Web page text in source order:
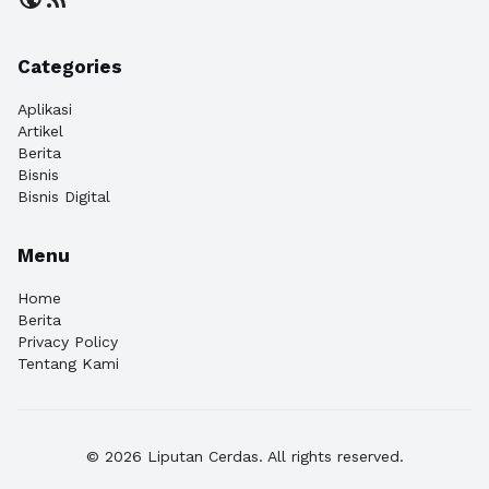
Categories
Aplikasi
Artikel
Berita
Bisnis
Bisnis Digital
Menu
Home
Berita
Privacy Policy
Tentang Kami
© 2026 Liputan Cerdas. All rights reserved.